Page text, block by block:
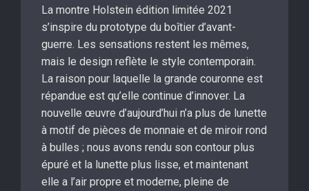
La montre Holstein édition limitée 2021
s’inspire du prototype du boîtier d’avant-
guerre. Les sensations restent les mêmes,
mais le design reflète le style contemporain.
La raison pour laquelle la grande couronne est
répandue est qu’elle continue d’innover. La
nouvelle œuvre d’aujourd’hui n’a plus de lunette
à motif de pièces de monnaie et de miroir rond
à bulles ; nous avons rendu son contour plus
épuré et la lunette plus lisse, et maintenant
elle a l’air propre et moderne, pleine de